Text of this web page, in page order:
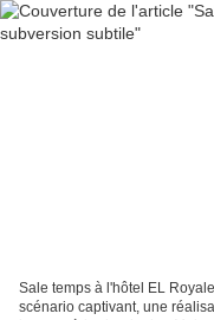
Sale temps à l'hôtel EL
scénario captivant, une